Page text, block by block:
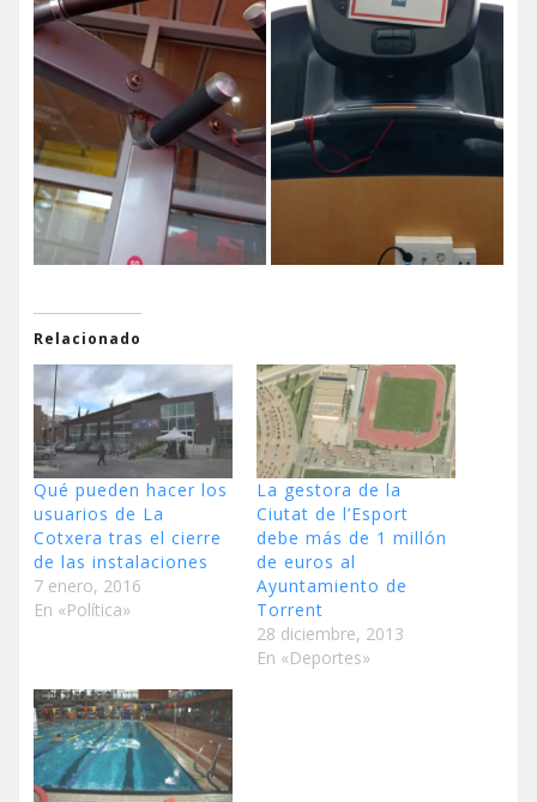
Relacionado
Qué pueden hacer los
usuarios de La
Cotxera tras el cierre
de las instalaciones
7 enero, 2016
En «Política»
La gestora de la
Ciutat de l’Esport
debe más de 1 millón
de euros al
Ayuntamiento de
Torrent
28 diciembre, 2013
En «Deportes»